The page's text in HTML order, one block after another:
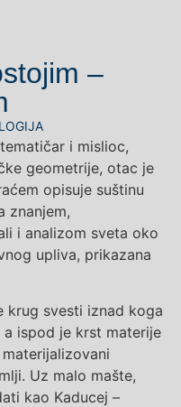
–
i mislioc,
geometrije, otac je
opisuje suštinu
znanjem,
i analizom sveta oko
upliva, prikazana
krug svesti iznad koga
ispod je krst materije
Uz malo mašte,
kao Kaducej –